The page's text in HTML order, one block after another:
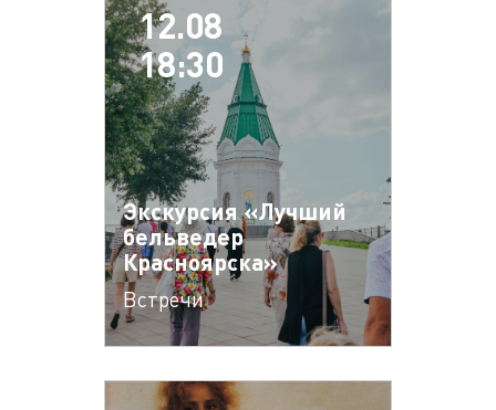
12.08
18:30
Экскурсия «Лучший
бельведер
Красноярска»
Встречи